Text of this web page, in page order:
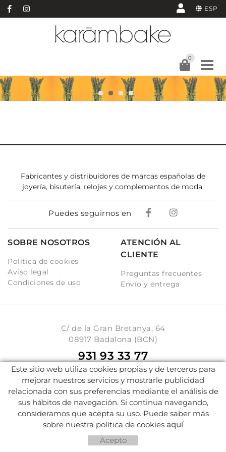
ESP
0
Fabricantes y distribuidores de marcas españolas de
joyería, bisutería, relojes y complementos de moda.
Puedes seguirnos en
SOBRE NOSOTROS
Política de cookies
Aviso legal
Condiciones de uso
ATENCIÓN AL
CLIENTE
Preguntas frecuentes
Envío y entrega
C/ de la Gran Bretanya, 64
08917 Badalona (BCN)
931 93 33 77
info@karambake.com
Distribuido por:Micrològic, SLU
Este sitio web utiliza cookies propias y de terceros para
mejorar nuestros servicios y mostrarle publicidad
relacionada con sus preferencias mediante el análisis de
sus hábitos de navegación. Si continua navegando,
consideramos que acepta su uso. Puede saber más
sobre nuestra política de cookies aquí
Acepto